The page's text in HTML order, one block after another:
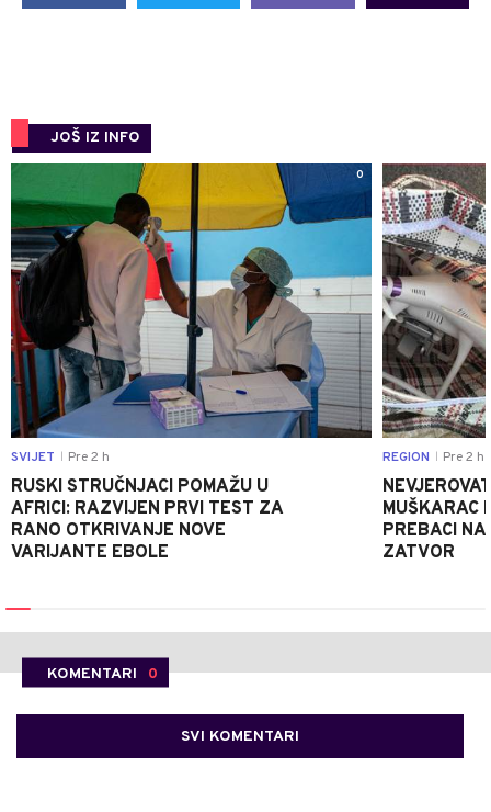
JOŠ IZ INFO
0
SVIJET Pre 2 h
RUSKI STRUČNJACI POMAŽU U
AFRICI: RAZVIJEN PRVI TEST ZA
RANO OTKRIVANJE NOVE
VARIJANTE EBOLE
REGION Pre 2 h
MUŠKARAC
PREBACI
ZATVOR
KOMENTARI 0
SVI KOMENTARI